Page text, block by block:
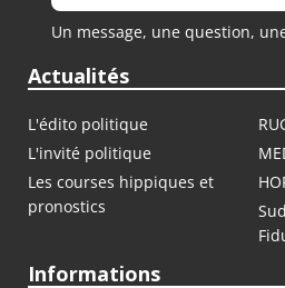
Un message, une question,
Actualités
L'édito politique
L'invité politique
Les courses hippiques et
pronostics
Informations